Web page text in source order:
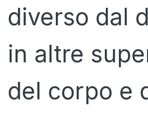
diverso dal
in altre
del corpo e